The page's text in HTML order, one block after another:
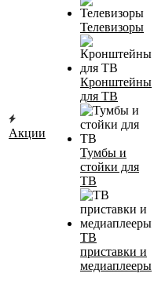
Акции
Телевизоры
Кронштейны
для ТВ
Тумбы и
стойки для
ТВ
ТВ
приставки и
медиаплееры